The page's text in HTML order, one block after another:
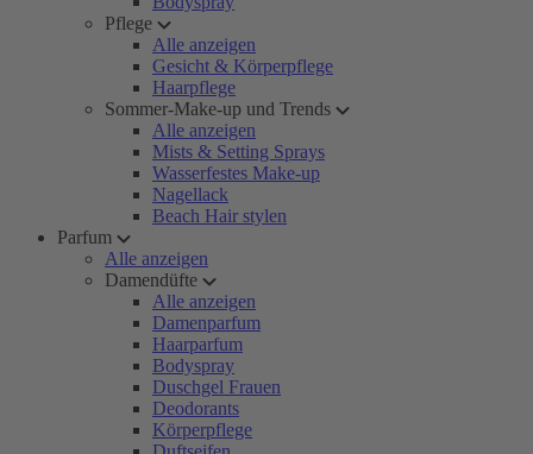
Pflege
Alle anzeigen
Gesicht & Körperpflege
Haarpflege
Sommer-Make-up und Trends
Alle anzeigen
Mists & Setting Sprays
Wasserfestes Make-up
Nagellack
Beach Hair stylen
Parfum
Alle anzeigen
Damendüfte
Alle anzeigen
Damenparfum
Haarparfum
Bodyspray
Duschgel Frauen
Deodorants
Körperpflege